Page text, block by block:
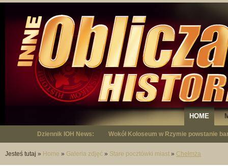
HOME
Dziennik IOH News: Wokół Koloseum w Rzymie powstanie
Jesteś tutaj » Home » Galeria zdjęć » Stare pocztówki miast » Chełmża